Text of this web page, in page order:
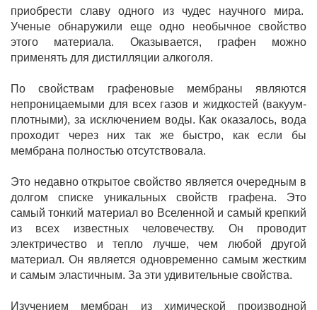
приобрести славу одного из чудес научного мира.
Ученые обнаружили еще одно необычное свойство
этого материала. Оказывается, графен можно
применять для дистилляции алкоголя.
По свойствам графеновые мембраны являются
непроницаемыми для всех газов и жидкостей (вакуум-
плотными), за исключением воды. Как оказалось, вода
проходит через них так же быстро, как если бы
мембрана полностью отсутствовала.
Это недавно открытое свойство является очередным в
долгом списке уникальных свойств графена. Это
самый тонкий материал во Вселенной и самый крепкий
из всех известных человечеству. Он проводит
электричество и тепло лучше, чем любой другой
материал. Он является одновременно самым жестким
и самым эластичным. За эти удивительные свойства.
Изучением мембран из химической производной